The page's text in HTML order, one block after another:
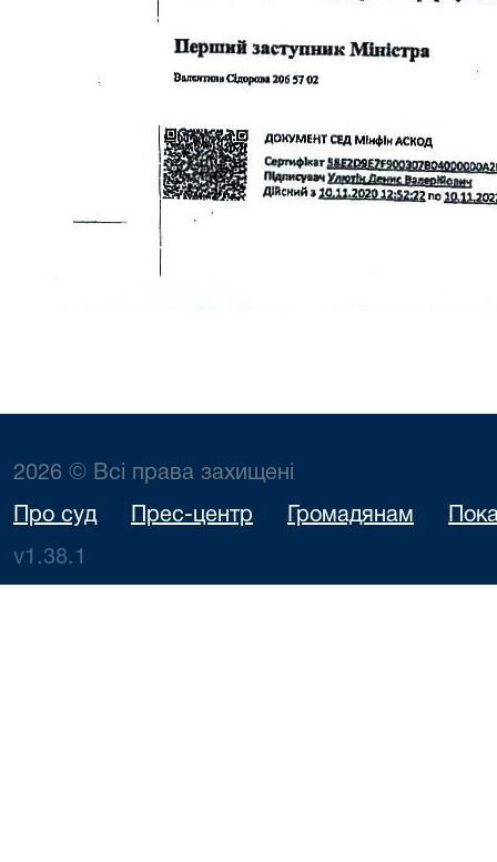
2026 © Всі права захищені
Про суд Прес-центр Громадянам
v1.38.1